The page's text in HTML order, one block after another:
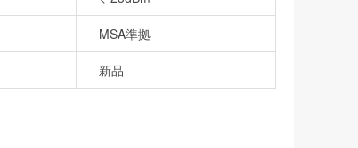
MSA準拠
新品